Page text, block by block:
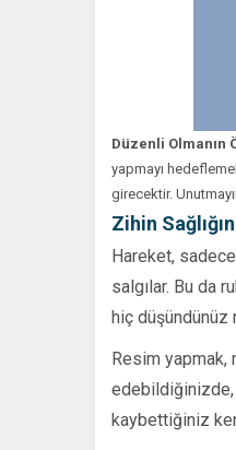
Düzenli Olmanın
yapmayı
girecektir.
Zihin
Hareket,
salgılar. Bu da
hiç düşündünüz
Resim yapmak,
edebildiğinizde,
kaybettiğiniz